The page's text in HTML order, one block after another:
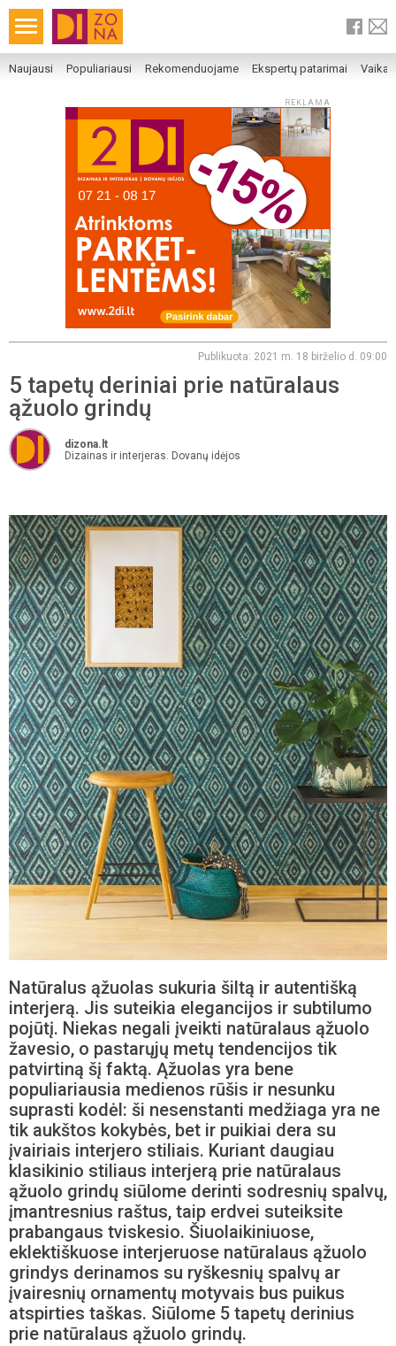
Naujausi Populiariausi Rekomenduojame Ekspertų patarimai
REKLAMA
Publikuota: 2021 m. 18 birželio d. 09:00
5 tapetų deriniai prie natūralaus
ąžuolo grindų
dizona.lt
Dizainas ir interjeras. Dovanų idėjos
Natūralus ąžuolas sukuria šiltą ir autentišką
interjerą. Jis suteikia elegancijos ir subtilumo
pojūtį. Niekas negali įveikti natūralaus ąžuolo
žavesio, o pastarųjų metų tendencijos tik
patvirtiną šį faktą. Ąžuolas yra bene
populiariausia medienos rūšis ir nesunku
suprasti kodėl: ši nesenstanti medžiaga yra ne
tik aukštos kokybės, bet ir puikiai dera su
įvairiais interjero stiliais. Kuriant daugiau
klasikinio stiliaus interjerą prie natūralaus
ąžuolo grindų siūlome derinti sodresnių spalvų,
įmantresnius raštus, taip erdvei suteiksite
prabangaus tviskesio. Šiuolaikiniuose,
eklektiškuose interjeruose natūralaus ąžuolo
grindys derinamos su ryškesnių spalvų ar
įvairesnių ornamentų motyvais bus puikus
atspirties taškas. Siūlome 5 tapetų derinius
prie natūralaus ąžuolo grindų.